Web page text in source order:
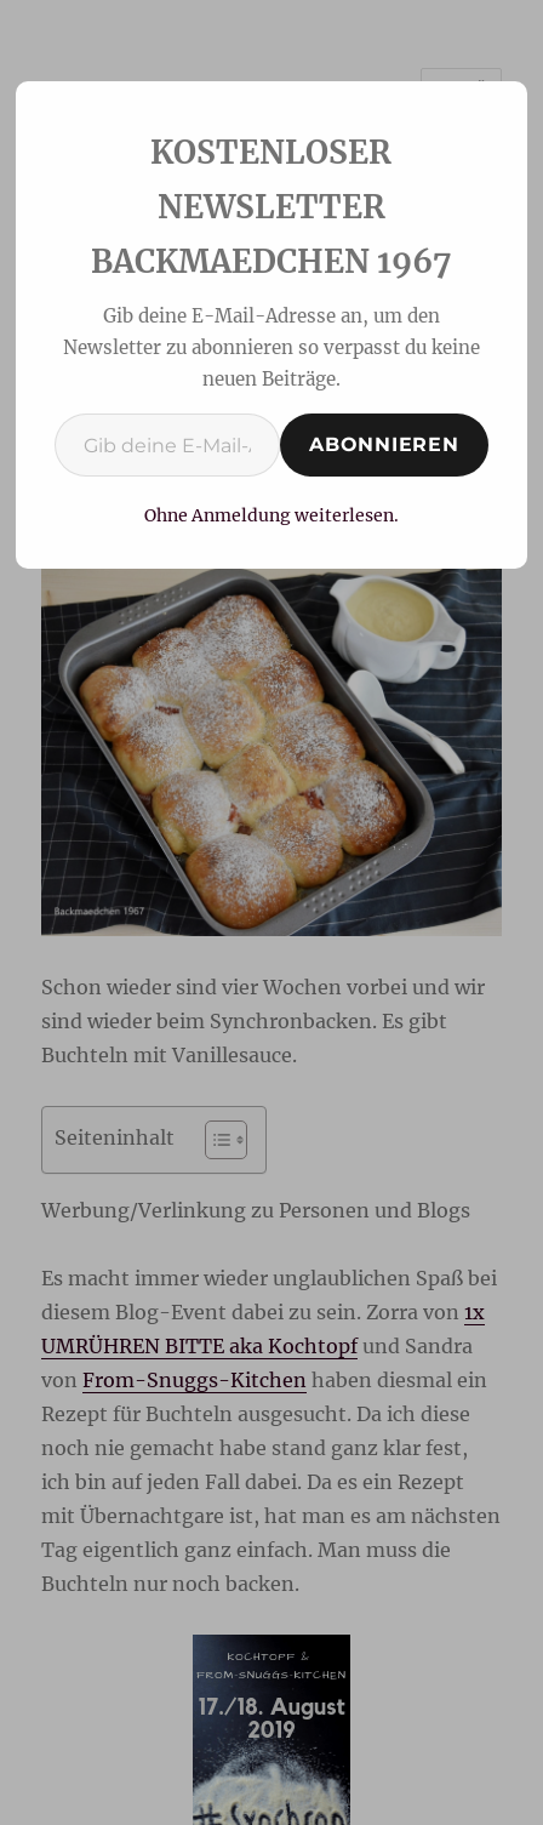
Buchteln mit
Vanillesauce
Schon wieder sind vier Wochen vorbei und wir
sind wieder beim Synchronbacken. Es gibt
Buchteln mit Vanillesauce.
Seiteninhalt
Werbung/Verlinkung zu Personen und Blogs
Es macht immer wieder unglaublichen Spaß bei
diesem Blog-Event dabei zu sein. Zorra von1x
UMRÜHREN BITTE aka Kochtopfund Sandra
vonFrom-Snuggs-Kitchen haben diesmal ein
Rezept für Buchteln ausgesucht. Da ich diese
noch nie gemacht habe stand ganz klar fest,
ich bin auf jeden Fall dabei. Da es ein Rezept
mit Übernachtgare ist, hat man es am nächsten
Tag eigentlich ganz einfach. Man muss die
Buchteln nur noch backen.
NEWSLETTER
BACKMAEDCHEN 1967
Gib deine E-Mail-Adresse an, um den
Newsletter zu abonnieren so verpasst du keine
neuen Beiträge.
Gib deine E-Mail-Adresse ein ...
ABONNIEREN
Ohne Anmeldung weiterlesen.